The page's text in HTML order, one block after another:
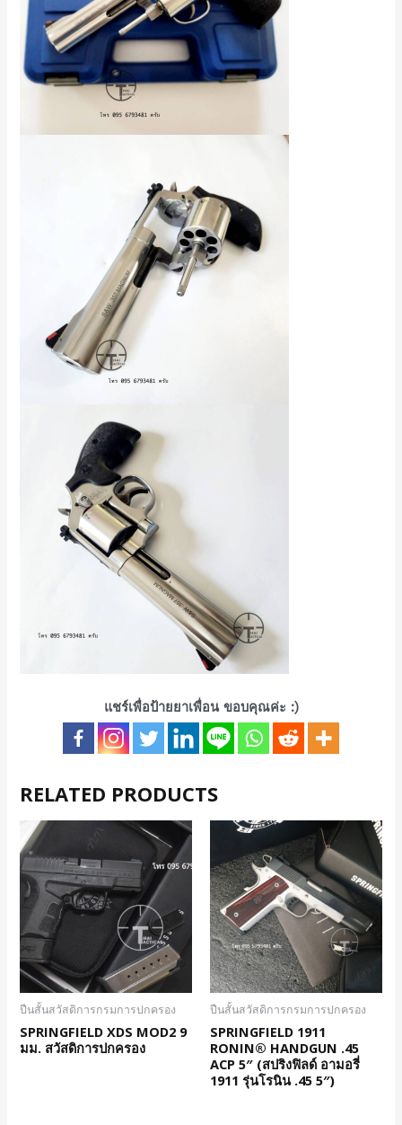
แชร์เพื่อป้ายยาเพื่อน ขอบคุณค่ะ :)
RELATED PRODUCTS
ปืนสั้นสวัสดิการกรมการปกครอง
SPRINGFIELD XDS MOD2 9
มม. สวัสดิการปกครอง
ปืนสั้นสวัสดิการกรมการปกครอง
SPRINGFIELD 1911
RONIN® HANDGUN .45
ACP 5″ (สปริงฟิลด์ อามอรี่
1911 รุ่นโรนิน .45 5″)